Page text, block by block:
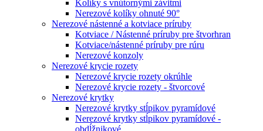
Kolíky s vnútornými závitmi
Nerezové kolíky ohnuté 90°
Nerezové nástenné a kotviace príruby
Kotviace / Nástenné príruby pre štvorhran
Kotviace/nástenné príruby pre rúru
Nerezové konzoly
Nerezové krycie rozety
Nerezové krycie rozety okrúhle
Nerezové krycie rozety - štvorcové
Nerezové krytky
Nerezové krytky stĺpikov pyramídové
Nerezové krytky stĺpikov pyramídové -
obdĺžnikové